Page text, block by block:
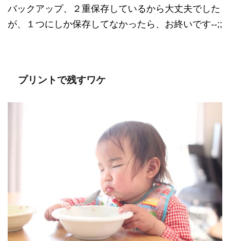
バックアップ、２重保存しているから大丈夫でした
が、１つにしか保存してなかったら、お終いです--;;
プリントで残すワケ